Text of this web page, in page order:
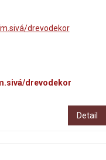
drevodekor
Detail